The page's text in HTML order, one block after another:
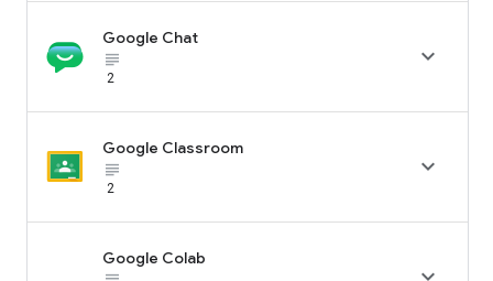
Google Chat
subject_black
2

Google Classroom
subject_black
2

Google Colab